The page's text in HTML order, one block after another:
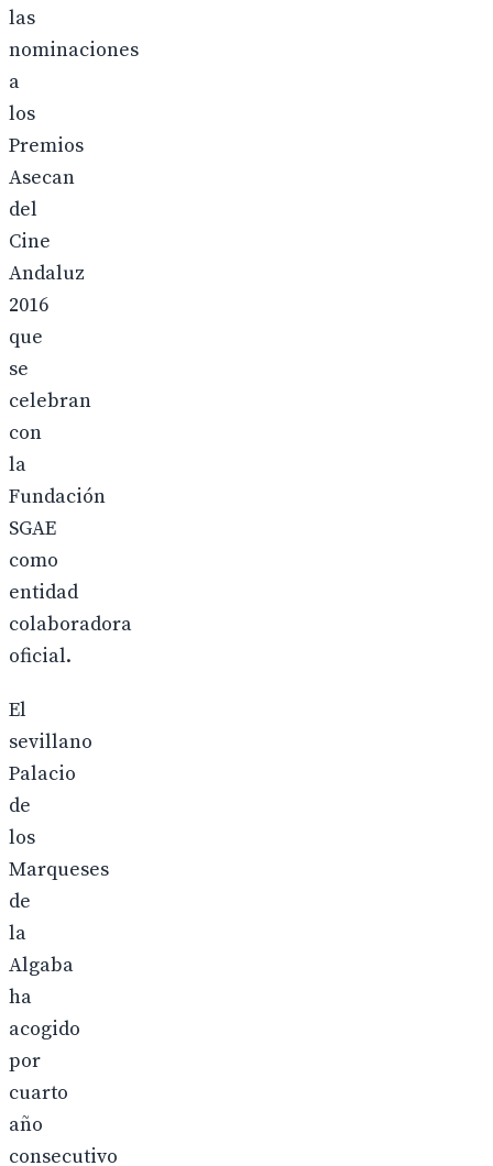
las
nominaciones
a
los
Premios
Asecan
del
Cine
Andaluz
2016
que
se
celebran
con
la
Fundación
SGAE
como
entidad
colaboradora
oficial.
El
sevillano
Palacio
de
los
Marqueses
de
la
Algaba
ha
acogido
por
cuarto
año
consecutivo